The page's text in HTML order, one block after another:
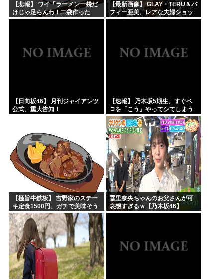
【悲報】 ワイ「ラーメン一袋だ
けじゃ足らんわ！二袋作った
ろ！」→結果ｗｗｗ
【最新画像】 GLAY・TERU＆パ
フィー亜美、レアな夫婦ショッ
トを公開してしまう！
【日向坂46】 月刊ジャイアンツ
公式、重大告知！
【速報】 乃木坂5期生、すぐベ
ロを「こう」やってシてしまう
ｗｗｗｗｗｗ
【極旨牛鉄板】 吉野家のステー
キ定食1500円、ガチで美味そう
ｗｗｗ
冨里奈央ちゃんのお父さんが可
哀想すぎるｗ【乃木坂46】